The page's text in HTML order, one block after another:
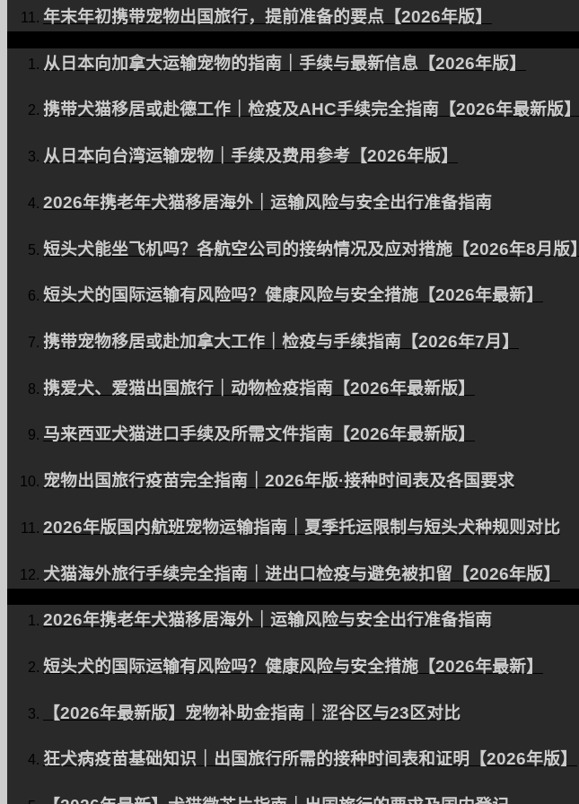
年末年初携带宠物出国旅行，提前准备的要点【2026年版】
从日本向加拿大运输宠物的指南｜手续与最新信息【2026年版】
携带犬猫移居或赴德工作｜检疫及AHC手续完全指南【2026年最新版】
从日本向台湾运输宠物｜手续及费用参考【2026年版】
2026年携老年犬猫移居海外｜运输风险与安全出行准备指南
短头犬能坐飞机吗？各航空公司的接纳情况及应对措施【2026年8月版】
短头犬的国际运输有风险吗？健康风险与安全措施【2026年最新】
携带宠物移居或赴加拿大工作｜检疫与手续指南【2026年7月】
携爱犬、爱猫出国旅行｜动物检疫指南【2026年最新版】
马来西亚犬猫进口手续及所需文件指南【2026年最新版】
宠物出国旅行疫苗完全指南｜2026年版·接种时间表及各国要求
2026年版国内航班宠物运输指南｜夏季托运限制与短头犬种规则对比
犬猫海外旅行手续完全指南｜进出口检疫与避免被扣留【2026年版】
2026年携老年犬猫移居海外｜运输风险与安全出行准备指南
短头犬的国际运输有风险吗？健康风险与安全措施【2026年最新】
【2026年最新版】宠物补助金指南｜涩谷区与23区对比
狂犬病疫苗基础知识｜出国旅行所需的接种时间表和证明【2026年版】